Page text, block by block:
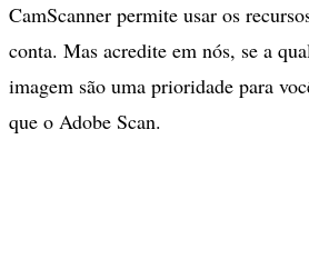
CamScanner permite usar os
conta. Mas acredite em nós, se a
imagem são uma prioridade para
que o Adobe Scan.